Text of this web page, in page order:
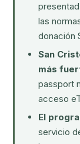
las
donación
San
más
passport
acceso
El
servicio